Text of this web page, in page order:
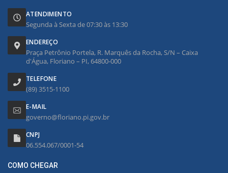
ATENDIMENTO
Segunda à Sexta de 07:30 às 13:30
ENDEREÇO
Praça Petrônio Portela, R. Marquês da Rocha, S/N – Caixa
d'Água, Floriano – PI, 64800-000
TELEFONE
(89) 3515-1100
E-MAIL
governo@floriano.pi.gov.br
CNPJ
06.554.067/0001-54
COMO CHEGAR